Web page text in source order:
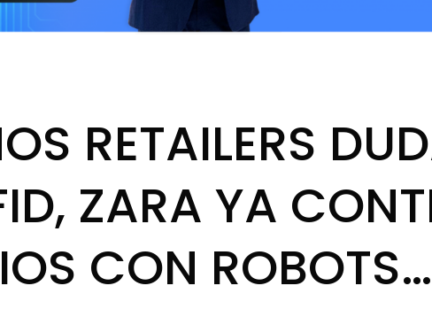
RETAILERS
ZARA YA
CON ROBOTS…